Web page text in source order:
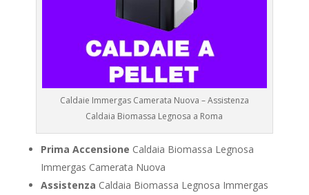
Caldaie Immergas Camerata Nuova – Assistenza
Caldaia Biomassa Legnosa a Roma
Prima Accensione Caldaia Biomassa Legnosa
Immergas Camerata Nuova
Assistenza Caldaia Biomassa Legnosa Immergas